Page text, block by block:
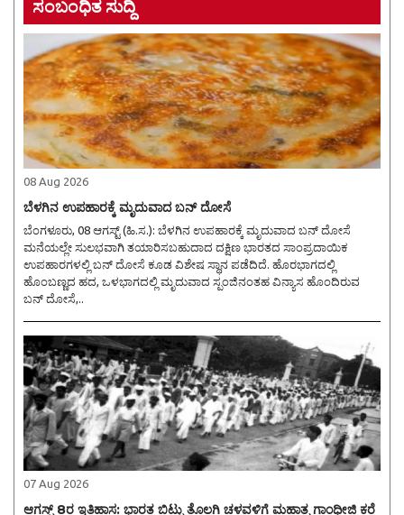
08 Aug 2026
ಬೆಳಗಿನ ಉಪಹಾರಕ್ಕೆ ಮೃದುವಾದ ಬನ್ ದೋಸೆ
ಬೆಂಗಳೂರು, 08 ಆಗಸ್ಟ್ (ಹಿ.ಸ.): ಬೆಳಗಿನ ಉಪಹಾರಕ್ಕೆ ಮೃದುವಾದ ಬನ್ ದೋಸೆ
ಮನೆಯಲ್ಲೇ ಸುಲಭವಾಗಿ ತಯಾರಿಸಬಹುದಾದ ದಕ್ಷಿಣ ಭಾರತದ ಸಾಂಪ್ರದಾಯಿಕ
ಉಪಹಾರಗಳಲ್ಲಿ ಬನ್ ದೋಸೆ ಕೂಡ ವಿಶೇಷ ಸ್ಥಾನ ಪಡೆದಿದೆ. ಹೊರಭಾಗದಲ್ಲಿ
ಹೊಂಬಣ್ಣದ ಹದ, ಒಳಭಾಗದಲ್ಲಿ ಮೃದುವಾದ ಸ್ಪಂಜಿನಂತಹ ವಿನ್ಯಾಸ ಹೊಂದಿರುವ
ಬನ್ ದೋಸೆ,..
07 Aug 2026
ಆಗಸ್ಟ್ 8ರ ಇತಿಹಾಸ: ಭಾರತ ಬಿಟ್ಟು ತೊಲಗಿ ಚಳವಳಿಗೆ ಮಹಾತ್ಮ ಗಾಂಧೀಜಿ ಕರೆ